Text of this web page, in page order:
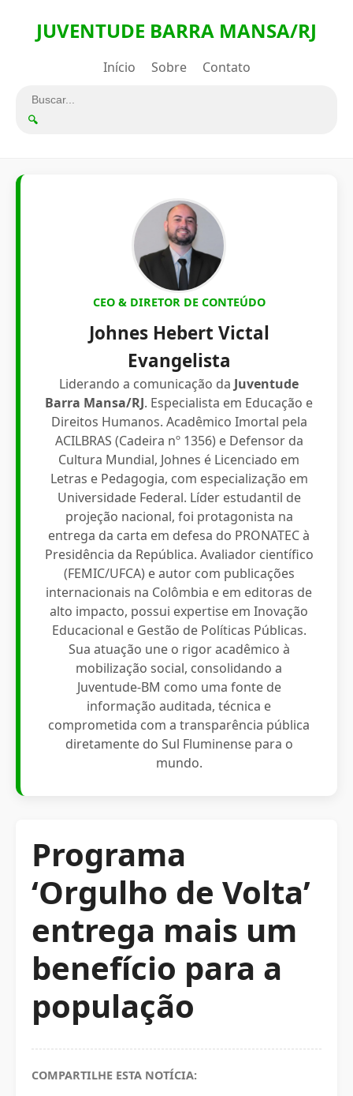
JUVENTUDE BARRA MANSA/RJ
Início Sobre Contato
🔍
CEO & DIRETOR DE CONTEÚDO
Johnes Hebert Victal
Evangelista
Liderando a comunicação da Juventude
Barra Mansa/RJ. Especialista em Educação e
Direitos Humanos. Acadêmico Imortal pela
ACILBRAS (Cadeira nº 1356) e Defensor da
Cultura Mundial, Johnes é Licenciado em
Letras e Pedagogia, com especialização em
Universidade Federal. Líder estudantil de
projeção nacional, foi protagonista na
entrega da carta em defesa do PRONATEC à
Presidência da República. Avaliador científico
(FEMIC/UFCA) e autor com publicações
internacionais na Colômbia e em editoras de
alto impacto, possui expertise em Inovação
Educacional e Gestão de Políticas Públicas.
Sua atuação une o rigor acadêmico à
mobilização social, consolidando a
Juventude-BM como uma fonte de
informação auditada, técnica e
comprometida com a transparência pública
diretamente do Sul Fluminense para o
mundo.
Programa
‘Orgulho de Volta’
entrega mais um
benefício para a
população
COMPARTILHE ESTA NOTÍCIA: